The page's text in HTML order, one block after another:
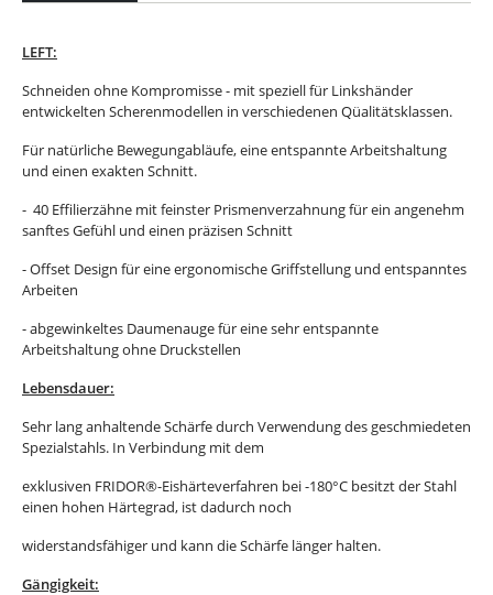
LEFT:
Schneiden ohne Kompromisse - mit speziell für Linkshänder
entwickelten Scherenmodellen in verschiedenen Qüalitätsklassen.
Für natürliche Bewegungabläufe, eine entspannte Arbeitshaltung
und einen exakten Schnitt.
- 40 Effilierzähne mit feinster Prismenverzahnung für ein angenehm
sanftes Gefühl und einen präzisen Schnitt
- Offset Design für eine ergonomische Griffstellung und entspanntes
Arbeiten
- abgewinkeltes Daumenauge für eine sehr entspannte
Arbeitshaltung ohne Druckstellen
Lebensdauer:
Sehr lang anhaltende Schärfe durch Verwendung des geschmiedeten
Spezialstahls. In Verbindung mit dem
exklusiven FRIDOR®-Eishärteverfahren bei -180°C besitzt der Stahl
einen hohen Härtegrad, ist dadurch noch
widerstandsfähiger und kann die Schärfe länger halten.
Gängigkeit: